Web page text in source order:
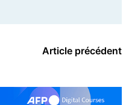
Article précédent